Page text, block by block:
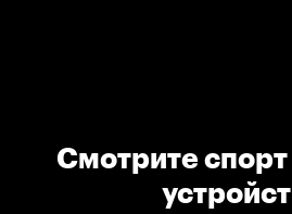
Смотрите